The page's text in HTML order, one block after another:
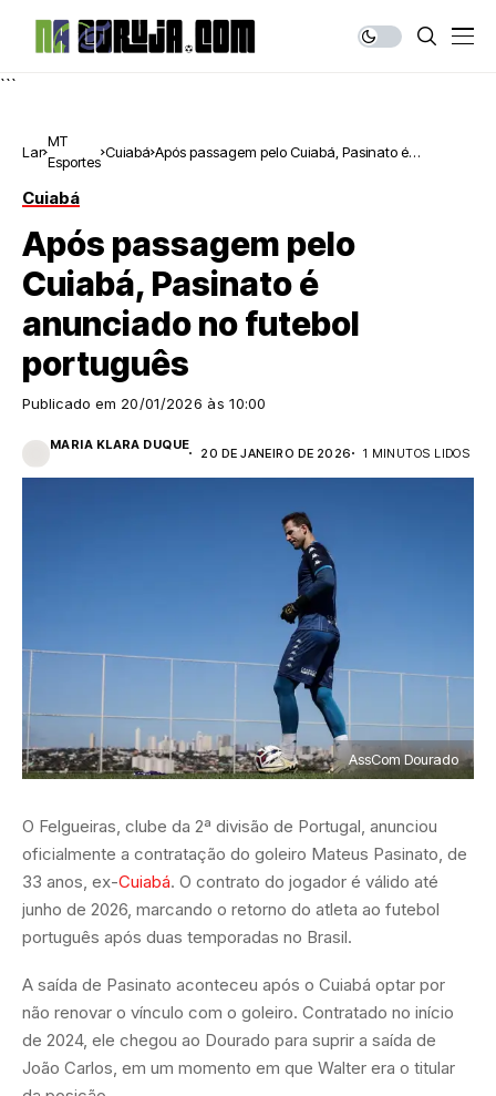
```
Lar
MT
Esportes
Cuiabá Após passagem pelo Cuiabá, Pasinato é
Cuiabá
Após passagem pelo
Cuiabá, Pasinato é
anunciado no futebol
português
Publicado em 20/01/2026 às 10:00
MARIA KLARA DUQUE
20 DE JANEIRO DE 2026 1 MINUTOS LIDOS
AssCom Dourado
O Felgueiras, clube da 2ª divisão de Portugal, anunciou
oficialmente a contratação do goleiro Mateus Pasinato, de
33 anos, ex-Cuiabá. O contrato do jogador é válido até
junho de 2026, marcando o retorno do atleta ao futebol
português após duas temporadas no Brasil.
A saída de Pasinato aconteceu após o Cuiabá optar por
não renovar o vínculo com o goleiro. Contratado no início
de 2024, ele chegou ao Dourado para suprir a saída de
João Carlos, em um momento em que Walter era o titular